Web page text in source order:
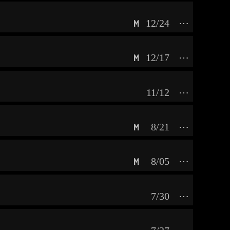
⋯
12/24
M
⋯
12/17
M
⋯
11/12
⋯
8/21
M
⋯
8/05
M
⋯
7/30